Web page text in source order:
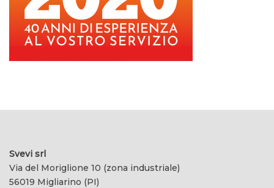
Svevi srl
Via del Moriglione 10 (zona industriale)
56019 Migliarino (PI)